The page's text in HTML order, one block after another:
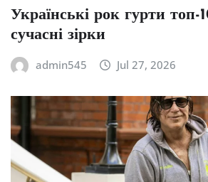
Українські рок гурти топ-
сучасні зірки
admin545 Jul 27, 2026